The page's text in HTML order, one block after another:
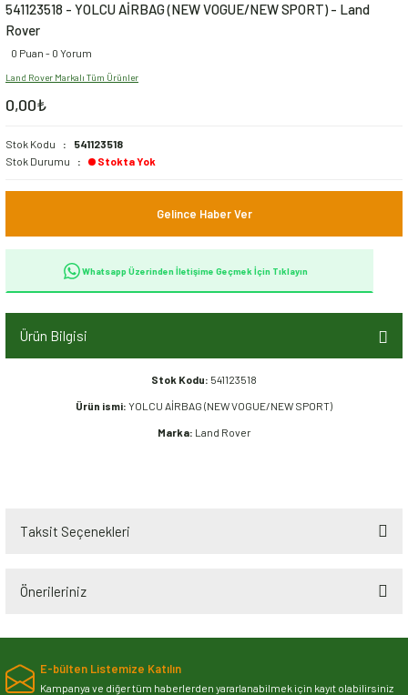
541123518 - YOLCU AİRBAG (NEW VOGUE/NEW SPORT) - Land
Rover
0 Puan - 0 Yorum
Land Rover Markalı Tüm Ürünler
0,00₺
Stok Kodu
541123518
Stok Durumu
Stokta Yok
Gelince Haber Ver
Whatsapp Üzerinden İletişime Geçmek İçin Tıklayın
Ürün Bilgisi
Stok Kodu: 541123518
Ürün ismi: YOLCU AİRBAG (NEW VOGUE/NEW SPORT)
Marka: Land Rover
Taksit Seçenekleri
Önerileriniz
Bu ürünün fiyat bilgisi, resim, ürün açıklamalarında ve diğer konularda
iletebilirsiniz.
Görüş ve önerileriniz için teşekkür ederiz.
E-bülten Listemize Katılın
Kampanya ve diğer tüm haberlerden yararlanabilmek için kayıt olabilirsiniz